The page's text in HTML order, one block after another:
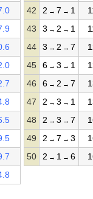
42
2 → 7 → 1
43
3 → 2 → 1
44
3 → 2 → 7
45
6 → 3 → 1
46
6 → 2 → 7
47
2 → 3 → 1
48
2 → 3 → 7
49
2 → 7 → 3
50
2 → 1 → 6